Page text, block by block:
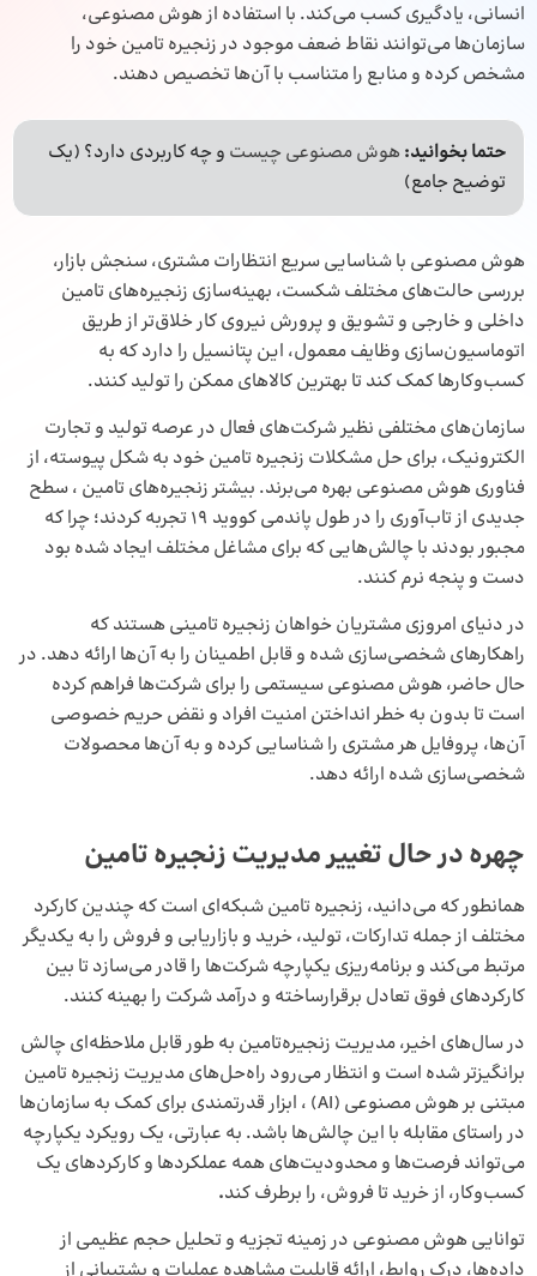
انسانی، یادگیری کسب می‌کند. با استفاده از هوش مصنوعی،
سازمان‌ها می‌توانند نقاط ضعف موجود در زنجیره تامین خود را
مشخص کرده و منابع را متناسب با آن‌ها تخصیص دهند.
حتما بخوانید: هوش مصنوعی چیست و چه کاربردی دارد؟ (یک
توضیح جامع)
هوش مصنوعی با شناسایی سریع انتظارات مشتری، سنجش بازار،
بررسی حالت‌های مختلف شکست، بهینه‌سازی زنجیره‌های تامین
داخلی و خارجی و تشویق و پرورش نیروی کار خلاق‌تر از طریق
اتوماسیون‌سازی وظایف معمول، این پتانسیل را دارد که به
کسب‌وکارها کمک کند تا بهترین کالاهای ممکن را تولید کنند.
سازمان‌های مختلفی نظیر شرکت‌های فعال در عرصه تولید و تجارت
الکترونیک، برای حل مشکلات زنجیره تامین خود به شکل پیوسته، از
فناوری هوش مصنوعی بهره می‌برند. بیشتر زنجیره‌های تامین ، سطح
جدیدی از تاب‌آوری را در طول پاندمی کووید 19 تجربه کردند؛ چرا که
مجبور بودند با چالش‌هایی که برای مشاغل مختلف ایجاد شده بود
دست و پنجه نرم کنند.
در دنیای امروزی مشتریان خواهان زنجیره تامینی هستند که
راهکارهای شخصی‌سازی شده و قابل اطمینان را به آن‌ها ارائه دهد. در
حال حاضر، هوش مصنوعی سیستمی را برای شرکت‌ها فراهم کرده
است تا بدون به خطر انداختن امنیت افراد و نقض حریم خصوصی
آن‌ها، پروفایل هر مشتری را شناسایی کرده و به آن‌ها محصولات
شخصی‌سازی شده ارائه دهد.
چهره در حال تغییر مدیریت زنجیره تامین
همانطور که می‌دانید، زنجیره تامین شبکه‌ای است که چندین کارکرد
مختلف از جمله تدارکات، تولید، خرید و بازاریابی و فروش را به یکدیگر
مرتبط می‌کند و برنامه‌ریزی یکپارچه شرکت‌ها را قادر می‌سازد تا بین
کارکردهای فوق تعادل برقرارساخته و درآمد شرکت را بهینه کنند.
در سال‌های اخیر، مدیریت زنجیره‌تامین به طور قابل ملاحظه‌ای چالش
برانگیزتر شده است و انتظار می‌رود راه‌حل‌های مدیریت زنجیره تامین
مبتنی بر هوش مصنوعی (AI) ، ابزار قدرتمندی برای کمک به سازمان‌ها
در راستای مقابله با این چالش‌ها باشد. به عبارتی، یک رویکرد یکپارچه
می‌تواند فرصت‌ها و محدودیت‌های همه عملکردها و کارکردهای یک
کسب‌وکار، از خرید تا فروش، را برطرف کند.
توانایی هوش مصنوعی در زمینه تجزیه ‌و تحلیل حجم عظیمی از
داده‌ها، درک روابط، ارائه قابلیت مشاهده عملیات و پشتیبانی از